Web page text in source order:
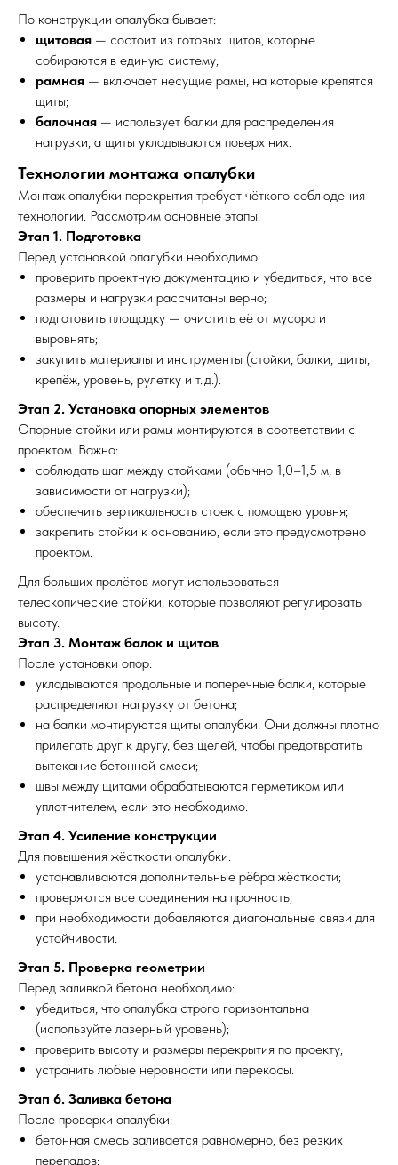
По конструкции опалубка бывает:
щитовая — состоит из готовых щитов, которые
собираются в единую систему;
рамная — включает несущие рамы, на которые крепятся
щиты;
балочная — использует балки для распределения
нагрузки, а щиты укладываются поверх них.
Технологии монтажа опалубки
Монтаж опалубки перекрытия требует чёткого соблюдения
технологии. Рассмотрим основные этапы.
Этап 1. Подготовка
Перед установкой опалубки необходимо:
проверить проектную документацию и убедиться, что все
размеры и нагрузки рассчитаны верно;
подготовить площадку — очистить её от мусора и
выровнять;
закупить материалы и инструменты (стойки, балки, щиты,
крепёж, уровень, рулетку и т. д.).
Этап 2. Установка опорных элементов
Опорные стойки или рамы монтируются в соответствии с
проектом. Важно:
соблюдать шаг между стойками (обычно 1,0–1,5 м, в
зависимости от нагрузки);
обеспечить вертикальность стоек с помощью уровня;
закрепить стойки к основанию, если это предусмотрено
проектом.
Для больших пролётов могут использоваться
телескопические стойки, которые позволяют регулировать
высоту.
Этап 3. Монтаж балок и щитов
После установки опор:
укладываются продольные и поперечные балки, которые
распределяют нагрузку от бетона;
на балки монтируются щиты опалубки. Они должны плотно
прилегать друг к другу, без щелей, чтобы предотвратить
вытекание бетонной смеси;
швы между щитами обрабатываются герметиком или
уплотнителем, если это необходимо.
Этап 4. Усиление конструкции
Для повышения жёсткости опалубки:
устанавливаются дополнительные рёбра жёсткости;
проверяются все соединения на прочность;
при необходимости добавляются диагональные связи для
устойчивости.
Этап 5. Проверка геометрии
Перед заливкой бетона необходимо:
убедиться, что опалубка строго горизонтальна
(используйте лазерный уровень);
проверить высоту и размеры перекрытия по проекту;
устранить любые неровности или перекосы.
Этап 6. Заливка бетона
После проверки опалубки:
бетонная смесь заливается равномерно, без резких
перепадов;